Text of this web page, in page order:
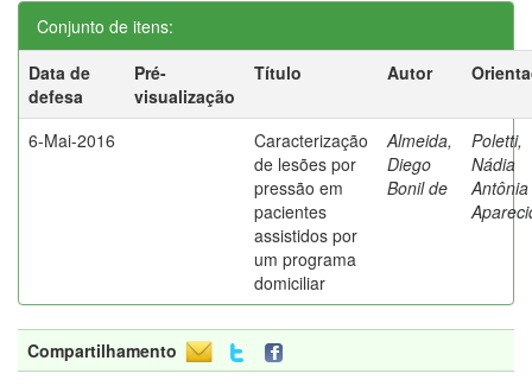
Conjunto de itens:
Data de
defesa
Pré-
visualização
Título Autor
6-Mai-2016
Caracterização
de lesões por
pressão em
pacientes
assistidos por
um programa
domiciliar
Almeida,
Diego
Bonil de
Poletti,
Nádia
Antônia
Compartilhamento